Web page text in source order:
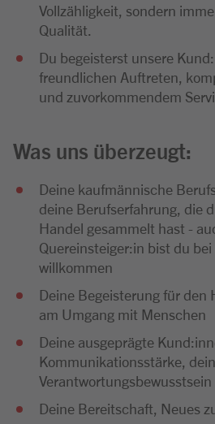
Vollzähligkeit, sondern
Qualität.
Du begeisterst unsere
freundlichen Auftreten,
und zuvorkommendem
Was uns überzeugt:
Deine kaufmännische
deine Berufserfahrung, die
Handel gesammelt hast -
Quereinsteiger:in bist du
willkommen
Deine Begeisterung für den
am Umgang mit Menschen
Deine ausgeprägte
Kommunikationsstärke,
Verantwortungsbewusstsein
Deine Bereitschaft, Neues